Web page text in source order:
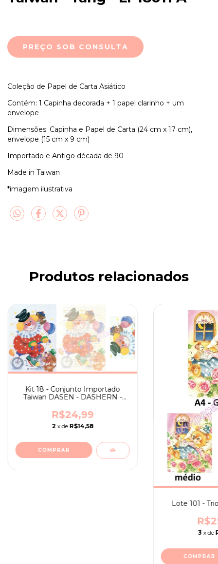
Coleção de Papel de Carta Asiático
Contém: 1 Capinha decorada + 1 papel clarinho + um
envelope
Dimensões: Capinha e Papel de Carta (24 cm x 17 cm),
envelope (15 cm x 9 cm)
Importado e Antigo década de 90
Made in Taiwan
*imagem ilustrativa
Produtos relacionados
Kit 18 - Conjunto Importado
Taiwan DASEN - DASHERN -
R$24,99
2 x de R$14,58
Lote 101 -
3 x de